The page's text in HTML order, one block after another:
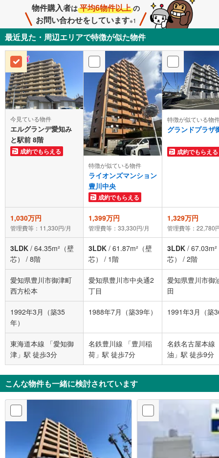
物件購入者は 平均6物件以上 の
お問い合わせをしています※1
最近見た・周辺エリアで特徴が似た物件
今見ている物件
エルグランデ愛知み
と駅前 8階
成約でもらえる
特徴が似ている物件
ライオンズマンション
豊川中央
成約でもらえる
特徴が似ている物
グランドプラザ
成約でもらえる
1,030万円
管理費等：11,330円/月
1,399万円
管理費等：33,330円/月
1,329万円
管理費等：22,780
3LDK / 64.35m²（壁
芯）
/ 8階
3LDK / 61.87m²（壁
芯）
/ 1階
3LDK /
芯）
/ 2階
愛知県豊川市御津町
西方松本
愛知県豊川市中央通2
丁目
愛知県豊川市御
田
1992年3月（築35
年）
1988年7月（築39年） 1991年3月（築
東海道本線 「愛知御
津」駅 徒歩3分
名鉄豊川線 「豊川稲
荷」駅 徒歩7分
名鉄名古屋本線
油」駅 徒歩9分
こんな物件も一緒に検討されています